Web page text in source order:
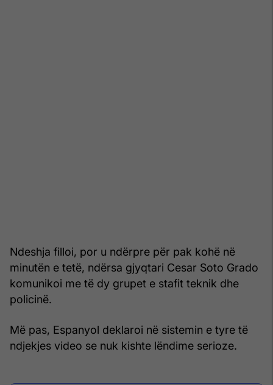
Ndeshja filloi, por u ndërpre për pak kohë në
minutën e tetë, ndërsa gjyqtari Cesar Soto Grado
komunikoi me të dy grupet e stafit teknik dhe
policinë.
Më pas, Espanyol deklaroi në sistemin e tyre të
ndjekjes video se nuk kishte lëndime serioze.